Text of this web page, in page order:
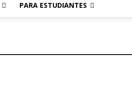
PARA ESTUDIANTES